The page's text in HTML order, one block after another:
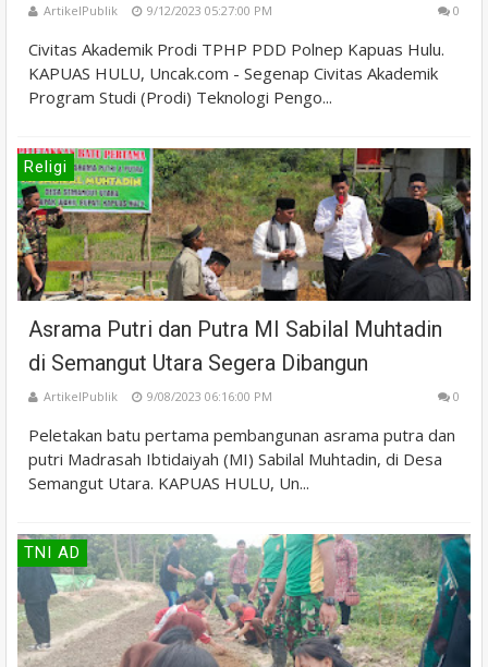
ArtikelPublik 9/12/2023 05:27:00 PM 0
Civitas Akademik Prodi TPHP PDD Polnep Kapuas Hulu.
KAPUAS HULU, Uncak.com - Segenap Civitas Akademik
Program Studi (Prodi) Teknologi Pengo...
Religi
Asrama Putri dan Putra MI Sabilal Muhtadin
di Semangut Utara Segera Dibangun
ArtikelPublik 9/08/2023 06:16:00 PM 0
Peletakan batu pertama pembangunan asrama putra dan
putri Madrasah Ibtidaiyah (MI) Sabilal Muhtadin, di Desa
Semangut Utara. KAPUAS HULU, Un...
TNI AD